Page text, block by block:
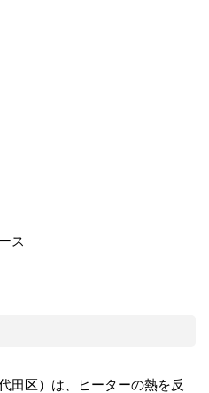
ス
田区）は、ヒーターの熱を反